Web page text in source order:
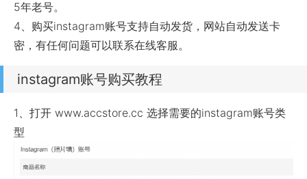
5年老号。
4、购买instagram账号支持自动发货，网站自动发送卡
密，有任何问题可以联系在线客服。
instagram账号购买教程
1、打开 www.accstore.cc 选择需要的instagram账号类
型